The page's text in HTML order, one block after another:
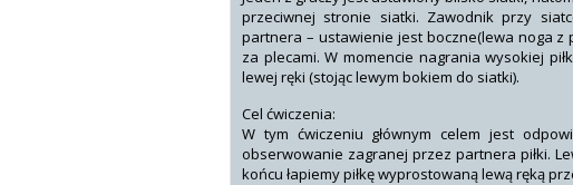
przeciwnej stronie siatki. Zawodnik przy
partnera – ustawienie jest boczne(lewa noga
za plecami. W momencie nagrania wysokiej
lewej ręki (stojąc lewym bokiem do siatki).
Cel ćwiczenia:
W tym ćwiczeniu głównym celem jest
obserwowanie zagranej przez partnera piłki.
końcu łapiemy piłkę wyprostowaną lewą ręką